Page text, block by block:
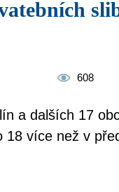
608
a dalších 17
18 více než v